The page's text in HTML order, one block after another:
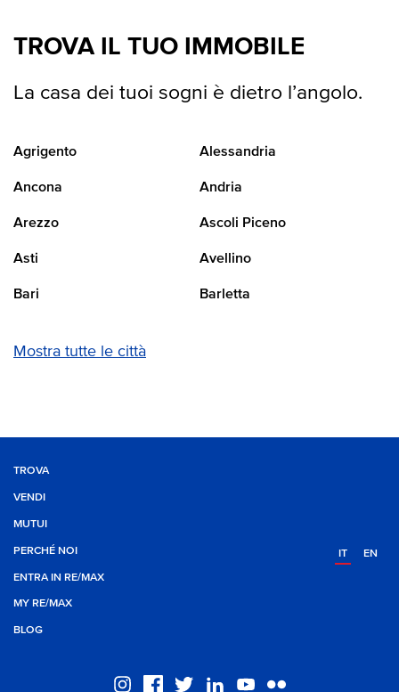
TROVA IL TUO IMMOBILE
La casa dei tuoi sogni è dietro l’angolo.
Agrigento Alessandria
Ancona Andria
Arezzo Ascoli Piceno
Asti Avellino
Bari Barletta
Mostra tutte le città
TROVA
VENDI
MUTUI
PERCHÉ NOI
ENTRA IN RE/MAX
MY RE/MAX
BLOG
IT EN